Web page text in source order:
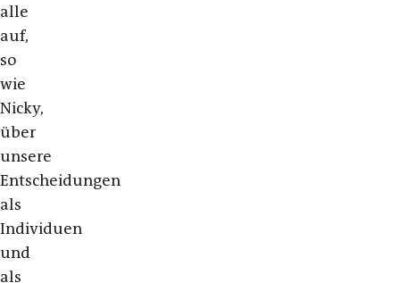
alle
auf,
so
wie
Nicky,
über
unsere
Entscheidungen
als
Individuen
und
als